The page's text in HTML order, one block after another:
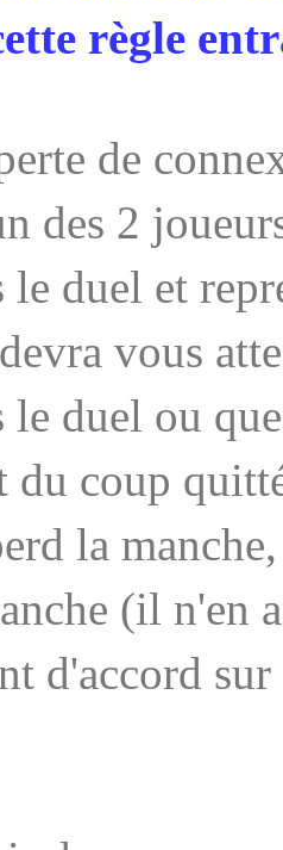
règle
de
des 2
le duel et
vous
le duel ou
du coup
la
(il n'en
d'accord